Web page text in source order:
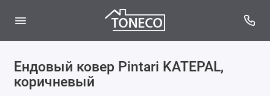
Ендовый ковер Pintari KATEPAL,
коричневый